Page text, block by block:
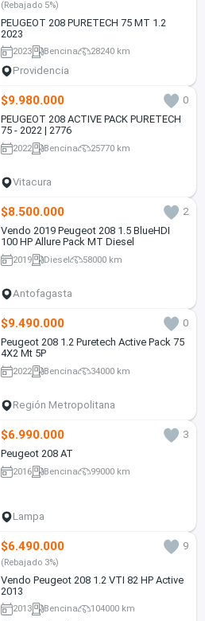
(Rebajado 5%)
PEUGEOT 208 PURETECH 75 MT 1.2
2023
2023 Bencina 28240 km
Providencia
$9.980.000
0
PEUGEOT 208 ACTIVE PACK PURETECH
75 - 2022 | 2776
2022 Bencina 25770 km
Vitacura
$8.500.000
2
Vendo 2019 Peugeot 208 1.5 BlueHDI
100 HP Allure Pack MT Diesel
2019 Diesel 58000 km
Antofagasta
$9.490.000
0
Peugeot 208 1.2 Puretech Active Pack 75
4X2 Mt 5P
2022 Bencina 34000 km
Región Metropolitana
$6.990.000
3
Peugeot 208 AT
2016 Bencina 99000 km
Lampa
$6.490.000 9
(Rebajado 3%)
Vendo Peugeot 208 1.2 VTI 82 HP Active
2013
2013 Bencina 104000 km